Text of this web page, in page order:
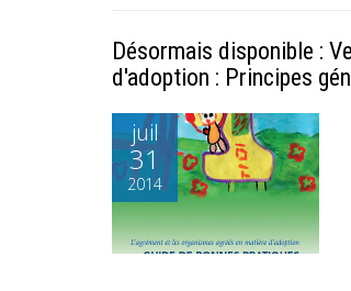
Désormais disponible :
d'adoption : Principes
juil
31
2014